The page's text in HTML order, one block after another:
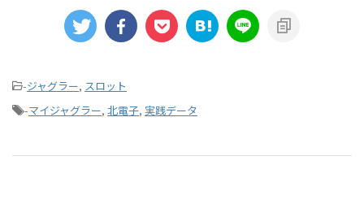
-ジャグラー, スロット
-マイジャグラー, 北電子, 実践データ